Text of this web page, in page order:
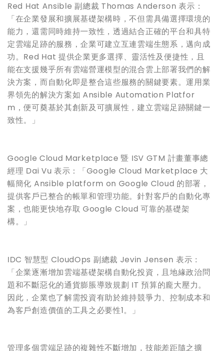
Red Hat Ansible 副總裁 Thomas Anderson 表示：
「在企業發展和擴展基礎架構時，不但需具備選擇環境的
能力，還需同時維持一致性，透過結合正確的平台和具特
定雲端足跡的服務，企業可建立互連雲端生態系，邁向成
功。Red Hat 提供企業更多選擇、靈活性及便捷性，且
能在支援幾乎所有雲端營運模型的混合雲上部署我們的解
決方案，而自動化即是整合這些服務的關鍵要素。運用業
界領先的解決方案如 Ansible Automation Platfor
m，便可奠基於其創新及可擴展性，建立雲端足跡關鍵一
致性。」
Google Cloud Marketplace 暨 ISV GTM 計畫董事總
經理 Dai Vu 表示：「Google Cloud Marketplace 大
幅簡化 Ansible platform on Google Cloud 的部署，
提供客戶已整合的帳單和管理功能。針對客戶的自動化專
案，也能更快地存取 Google Cloud 可靠的基礎架
構。」
IDC 智慧型 CloudOps 副總裁 Jevin Jensen 表示：
「企業逐漸增加雲端基礎架構自動化投資，且地緣政治問
題和不斷惡化的通貨膨脹導致規劃 IT 預算的龐大壓力。
因此，企業也了解需投資有助於維持競爭力、控制成本和
為客戶創造價值的工具之必要性1。」
管理多個雲端足跡的複雜性不斷增加，技能差距隨之擴